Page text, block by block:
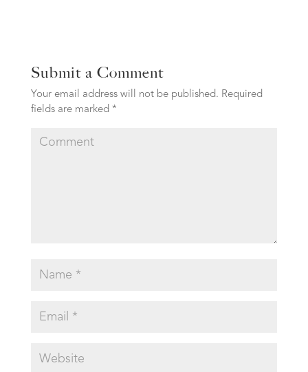
Submit a Comment
Your email address will not be published. Required
fields are marked *